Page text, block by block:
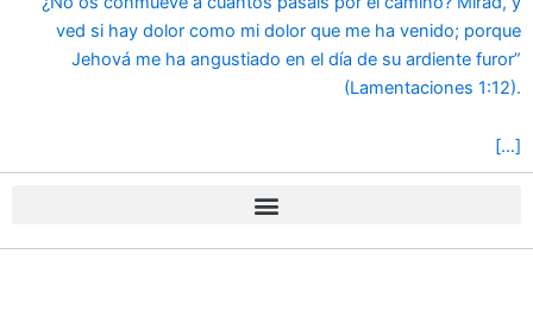
ved si hay dolor como mi dolor que me ha venido; porque
Jehová me ha angustiado en el día de su ardiente furor”
(Lamentaciones 1:12).
[…]